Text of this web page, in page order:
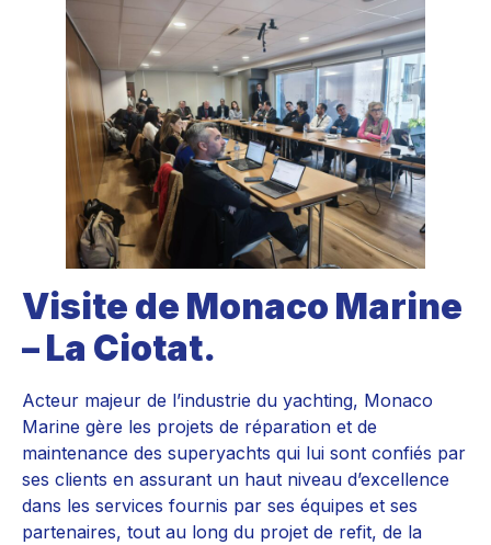
Visite de Monaco Marine
– La Ciotat.
Acteur majeur de l’industrie du yachting, Monaco
Marine gère les projets de réparation et de
maintenance des superyachts qui lui sont confiés par
ses clients en assurant un haut niveau d’excellence
dans les services fournis par ses équipes et ses
partenaires, tout au long du projet de refit, de la